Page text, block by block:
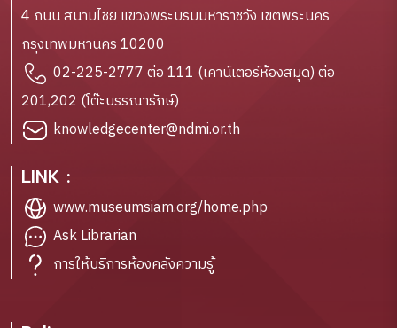
4 ถนน สนามไชย แขวงพระบรมมหาราชวัง เขตพระนคร
กรุงเทพมหานคร 10200
02-225-2777 ต่อ 111 (เคาน์เตอร์ห้องสมุด) ต่อ
201,202 (โต๊ะบรรณารักษ์)
knowledgecenter@ndmi.or.th
LINK :
www.museumsiam.org/home.php
Ask Librarian
การให้บริการห้องคลังความรู้